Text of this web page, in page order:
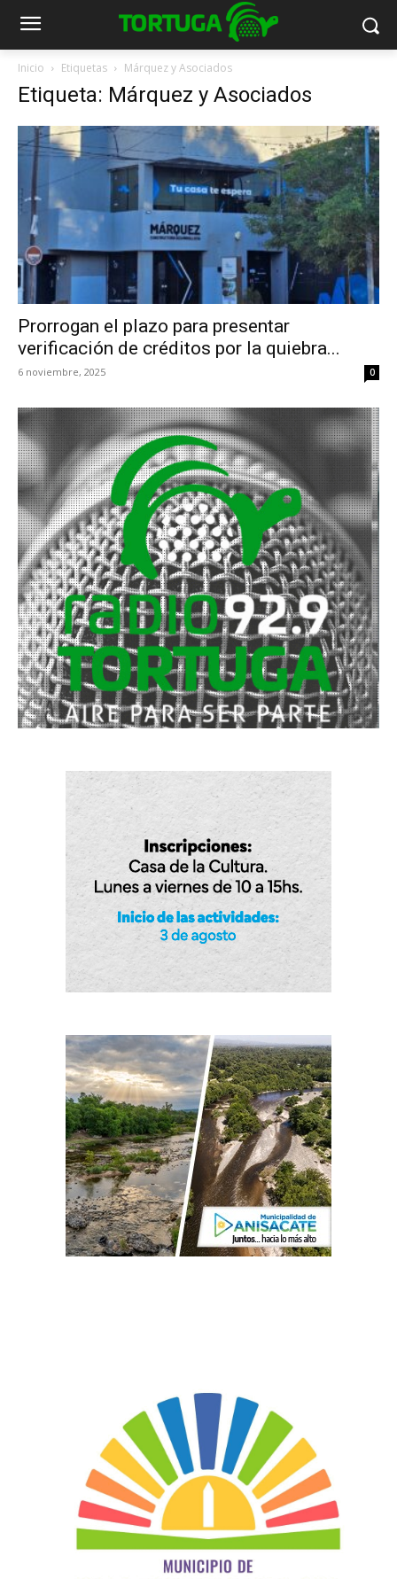
Inicio Etiquetas Márquez y Asociados
Etiqueta: Márquez y Asociados
Prorrogan el plazo para presentar
verificación de créditos por la quiebra...
6 noviembre, 2025 0